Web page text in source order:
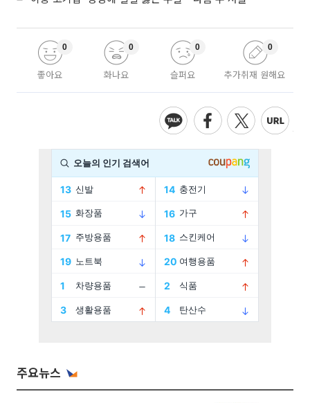
좋아요
0
화나요
0
슬퍼요
0
추가취재 원해요
0
주요뉴스